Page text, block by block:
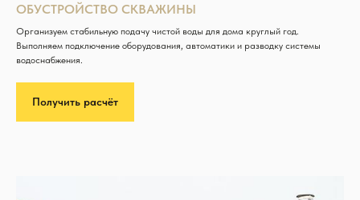
ОБУСТРОЙСТВО СКВАЖИНЫ
Организуем стабильную подачу чистой воды для дома круглый год.
Выполняем подключение оборудования, автоматики и разводку системы
водоснабжения.
Получить расчёт